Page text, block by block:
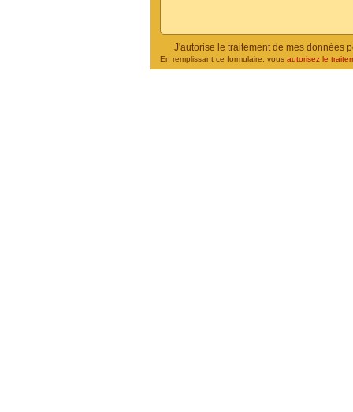
J'autorise le traitement de mes données
En remplissant ce formulaire, vous autorisez le